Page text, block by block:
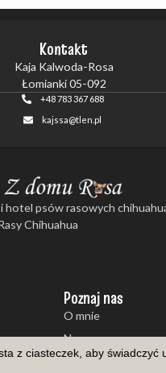
hotel psów rasowych
Chihuahua
Poznaj nas
O mnie
Nasze psy
Aktualności
Kontakt
Kaja Kalwoda-Rosa
Łomianki 05-092
+48 783 367 688
kajssa@tlen.pl
z ciasteczek, aby świadczyć